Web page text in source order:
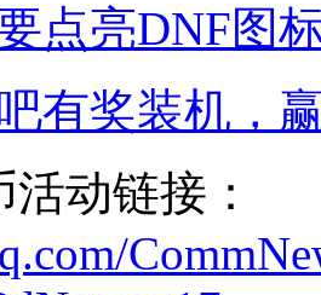
点亮DNF图
有奖装机，
动链接：